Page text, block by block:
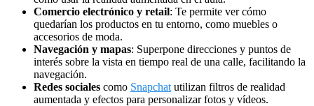
Comercio electrónico y retail: Te permite ver cómo
quedarían los productos en tu entorno, como muebles o
accesorios de moda.
Navegación y mapas: Superpone direcciones y puntos de
interés sobre la vista en tiempo real de una calle, facilitando la
navegación.
Redes sociales como Snapchat utilizan filtros de realidad
aumentada y efectos para personalizar fotos y vídeos.